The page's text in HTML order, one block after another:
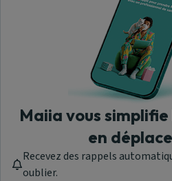
Maiia vous
en
Recevez des rappels
oublier.